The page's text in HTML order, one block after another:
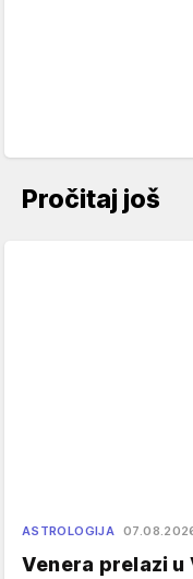
Pročitaj još
ASTROLOGIJA
Venera prelazi u